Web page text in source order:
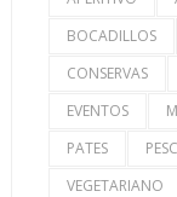
BOCADILLOS
CONSERVAS
EVENTOS
PATES
VEGETARIANO